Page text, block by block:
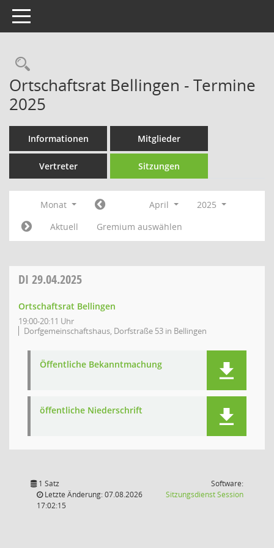
Toggle navigation
Rechercheauswahl
Ortschaftsrat Bellingen - Termine
2025
Informationen Mitglieder
Vertreter Sitzungen
Monat April
2025
Aktuell
Gremium auswählen
DI 29.04.2025
Ortschaftsrat Bellingen
19:00-20:11 Uhr
Dorfgemeinschaftshaus, Dorfstraße 53 in Bellingen
Öffentliche Bekanntmachung
öffentliche Niederschrift
1 Satz
Letzte Änderung: 07.08.2026
17:02:15
Software:
SitzungsdienstSession(Wird in